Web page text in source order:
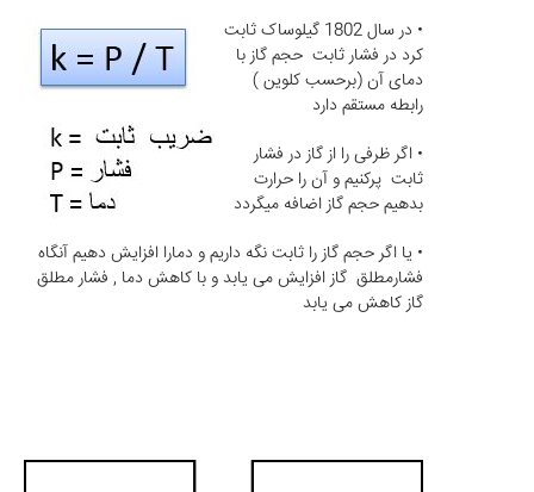
• در سال 1802 گیلوساک ثابت
کرد در فشار ثابت حجم گاز با
دمای آن (برحسب کلوین )
رابطه مستقم دارد
• اگر ظرفی را از گاز در فشار
ثابت پرکنیم و آن را حرارت
بدهیم حجم گاز اضافه میگردد
• یا اگر حجم گاز را ثابت نگه داریم و دمارا افزایش دهیم آنگاه
فشارمطلق گاز افزایش می یابد و با کاهش دما , فشار مطلق
گاز کاهش می یابد